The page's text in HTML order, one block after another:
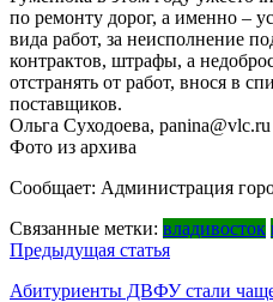
по ремонту дорог, а именно –
вида работ, за неисполнение
контрактов, штрафы, а
отстранять от работ, внося в
поставщиков.
Ольга Суходоева, panina@vlc.ru
Фото из архива
Сообщает: Администрация
Связанные метки: владивосток
Навигация
по
Предыдущая статья
Абитуриенты ДВФУ стали